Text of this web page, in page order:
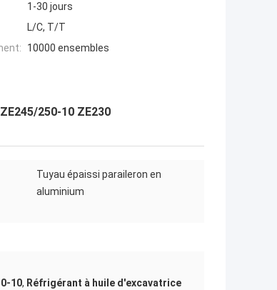
1-30 jours
L/C, T/T
10000 ensembles
250-10 ZE230
Tuyau épaissi paraileron en
aluminium
10, Réfrigérant à huile d'excavatrice